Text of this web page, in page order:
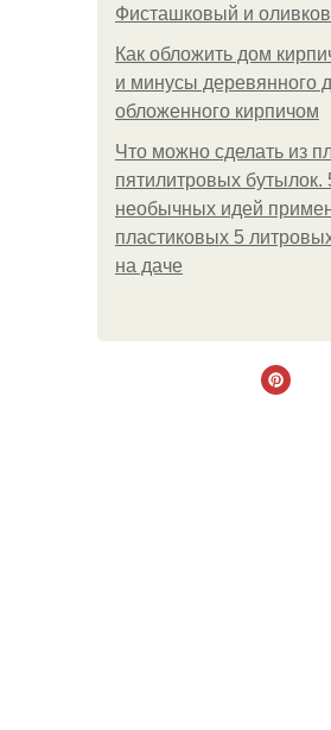
Фисташковый и
Как обложить дом
и минусы деревянного
обложенного кирпичом
Что можно сделать из
пятилитровых бутылок.
необычных идей
пластиковых 5
на даче